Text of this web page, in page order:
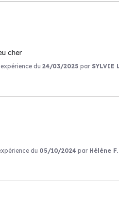
cher
du 24/03/2025 par SYLVIE
du 05/10/2024 par Hélène F.